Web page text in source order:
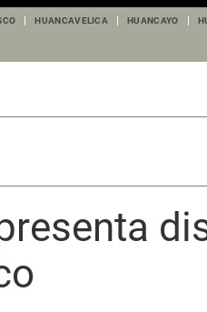
HUANCAVELICA HUANCAYO